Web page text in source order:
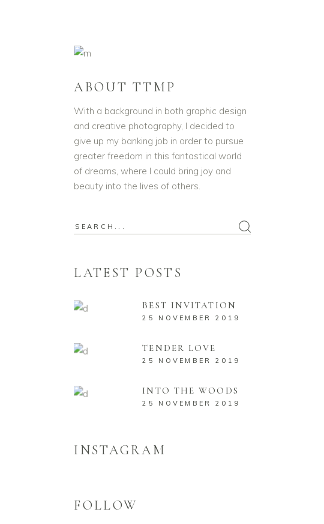
ABOUT TTMP
With a background in both graphic design
and creative photography, I decided to
give up my banking job in order to pursue
greater freedom in this fantastical world
of dreams, where I could bring joy and
beauty into the lives of others.
LATEST POSTS
BEST INVITATION
25 NOVEMBER 2019
TENDER LOVE
25 NOVEMBER 2019
INTO THE WOODS
25 NOVEMBER 2019
INSTAGRAM
FOLLOW